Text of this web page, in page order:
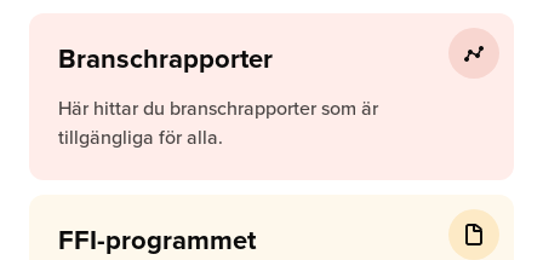
Branschrapporter
Här hittar du branschrapporter som är
tillgängliga för alla.
FFI-programmet